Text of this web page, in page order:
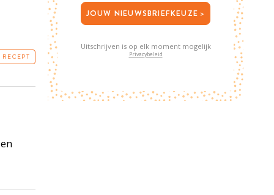
JOUW NIEUWSBRIEFKEUZE >
Uitschrijven is op elk moment mogelijk
Privacybeleid